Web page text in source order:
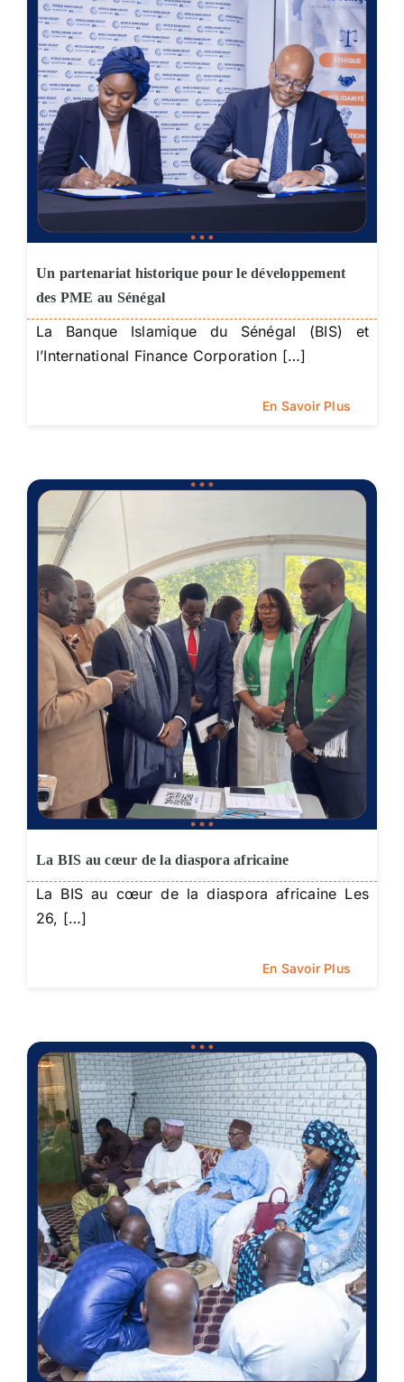
Un partenariat historique pour le développement
des PME au Sénégal
La Banque Islamique du Sénégal (BIS) et
l’International Finance Corporation […]
En Savoir Plus
La BIS au cœur de la diaspora africaine
La BIS au cœur de la diaspora africaine Les
26, […]
En Savoir Plus